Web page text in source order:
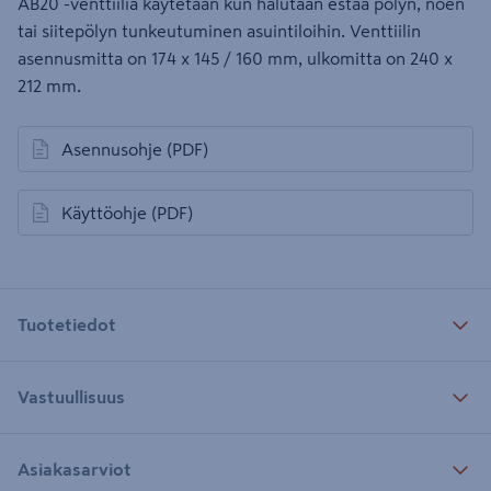
tai siitepölyn tunkeutuminen asuintiloihin. Venttiilin
asennusmitta on 174 x 145 / 160 mm, ulkomitta on 240 x
212 mm.
Asennusohje (PDF)
avautuu uuteen välilehteen
Käyttöohje (PDF)
avautuu uuteen välilehteen
Tuotetiedot
Vastuullisuus
Asiakasarviot